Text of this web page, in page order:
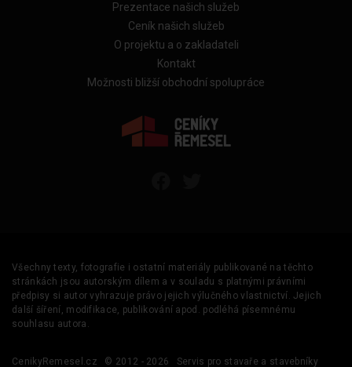
Prezentace našich služeb
Ceník našich služeb
O projektu a o zakladateli
Kontakt
Možnosti bližší obchodní spolupráce
Všechny texty, fotografie i ostatní materiály publikované na těchto
stránkách jsou autorským dílem a v souladu s platnými právními
předpisy si autor vyhrazuje právo jejich výlučného vlastnictví. Jejich
další šíření, modifikace, publikování apod. podléhá písemnému
souhlasu autora.
CenikyRemesel.cz © 2012 - 2026 Servis pro stavaře a stavebníky